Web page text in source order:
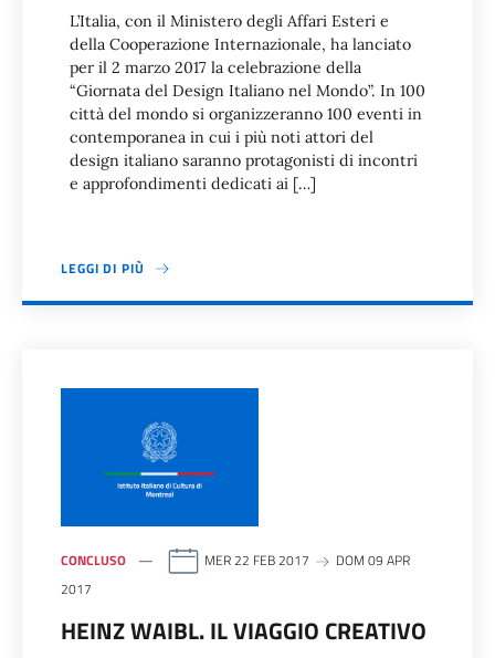
L’Italia, con il Ministero degli Affari Esteri e
della Cooperazione Internazionale, ha lanciato
per il 2 marzo 2017 la celebrazione della
“Giornata del Design Italiano nel Mondo”. In 100
città del mondo si organizzeranno 100 eventi in
contemporanea in cui i più noti attori del
design italiano saranno protagonisti di incontri
e approfondimenti dedicati ai […]
LEGGI DI PIÙ
CONCLUSO MER 22 FEB 2017
DOM 09 APR
2017
HEINZ WAIBL. IL VIAGGIO CREATIVO